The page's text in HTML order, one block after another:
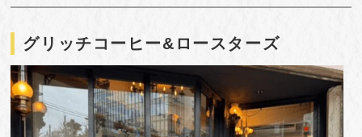
グリッチコーヒー&ロースターズ